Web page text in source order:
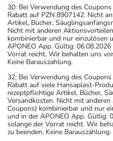
- Vorsicht bei einer
Saccharose. Wenn Sie eine
müssen, sollten Sie den
- Es kann Arzneimittel
Wechselwirkungen
generell vor der Behandlung
Arzneimittel jedes andere,
dem Arzt oder Apotheker
Arzneimittel, die Sie selbst
anwenden oder deren
zurückliegt.
Bitte verwenden Sie dieses
30: Bei Verwendung des
Rabatt auf PZN 8907142. Nicht
Artikel, Bücher,
Nicht mit anderen
kombinierbar und nur einzulösen
APONEO App. Gültig:
Vorrat reicht. Wir behalten uns
Keine Barauszahlung.
32: Bei Verwendung des
Rabatt auf viele Hansaplast-
rezeptpflichtige Artikel, Bücher,
Versandkosten. Nicht mit
Coupons) kombinierbar und nur
und in der APONEO App. Gültig:
solange der Vorrat reicht. Wir
zu beenden. Keine Barauszahlung.